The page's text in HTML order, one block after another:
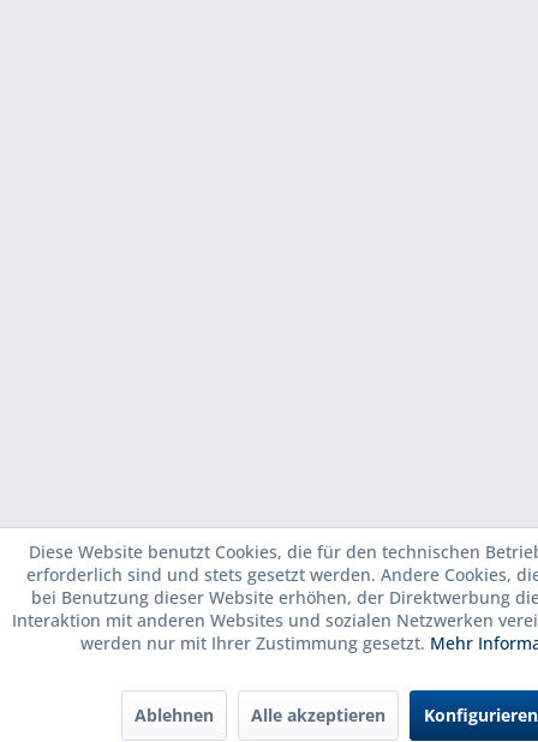
Diese Website benutzt Cookies, die für den technischen
erforderlich sind und stets gesetzt werden. Andere Cookies,
bei Benutzung dieser Website erhöhen, der Direktwerbung
Interaktion mit anderen Websites und sozialen Netzwerken
werden nur mit Ihrer Zustimmung gesetzt. Mehr
Ablehnen Alle akzeptieren Konfigurieren